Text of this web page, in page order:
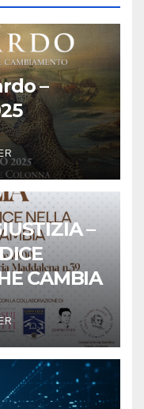
–
–
CAMBIA